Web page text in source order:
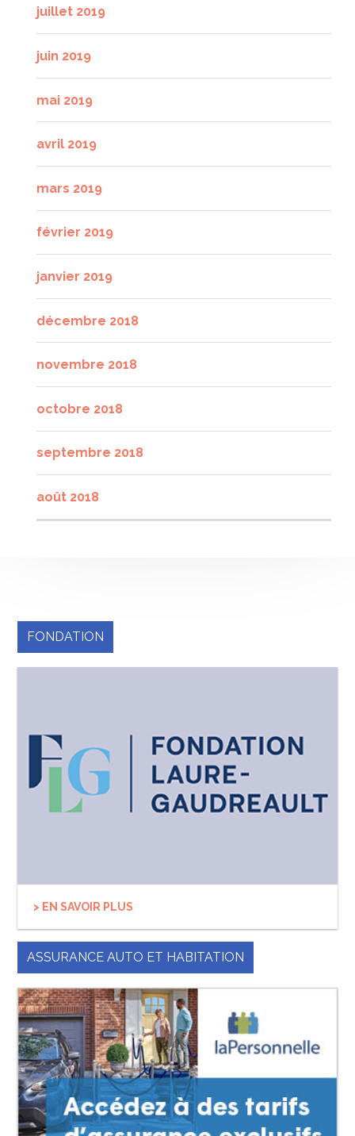
juillet 2019
juin 2019
mai 2019
avril 2019
mars 2019
février 2019
janvier 2019
décembre 2018
novembre 2018
octobre 2018
septembre 2018
août 2018
FONDATION
> EN SAVOIR PLUS
ASSURANCE AUTO ET HABITATION